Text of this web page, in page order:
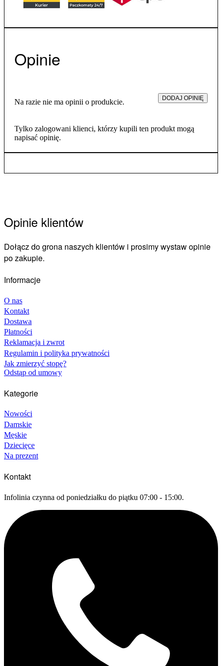
formie eleganckiej karty.
SHOES, wybierając model najlepiej dopasowany do swoich
potrzeb.
Opinie
Na razie nie ma opinii o produkcie. DODAJ OPINIĘ
Tylko zalogowani klienci, którzy kupili ten produkt mogą
napisać opinię.
Opinie klientów
Dołącz do grona naszych klientów i prosimy wystaw opinie
po zakupie.
Informacje
O nas
Kontakt
Dostawa
Płatności
Reklamacja i zwrot
Regulamin i polityka prywatności
Jak zmierzyć stopę?
Odstąp od umowy
Kategorie
Nowości
Damskie
Męskie
Dziecięce
Na prezent
Kontakt
Infolinia czynna od poniedziałku do piątku 07:00 - 15:00.